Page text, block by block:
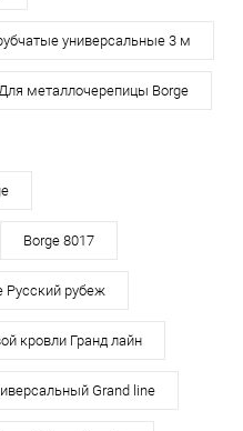
универсальные 3 м
металлочерепицы Borge
Borge 8017
Русский рубеж
кровли Гранд лайн
Grand line